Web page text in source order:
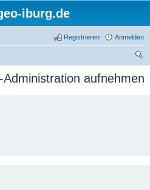
iburg.de
Anmelden
Registrieren
he
aufnehmen